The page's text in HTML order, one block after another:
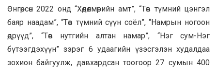
Өнгөрсөн 2022 онд “Хөдөлмөрийн амт”, “Төв түмний цэнгэл
баяр наадам”, “Төв түмний сүүн соёл”, “Намрын ногоон
өдрүүд”, “Төв нутгийн алтан намар”, “Нэг сум-Нэг
бүтээгдэхүүн” зэрэг 6 удаагийн үзэсгэлэн худалдаа
зохион байгуулж, давхардсан тоогоор 27 сумын 400